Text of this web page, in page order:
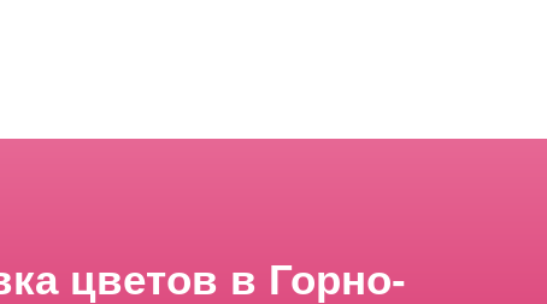
цветов в Горно-